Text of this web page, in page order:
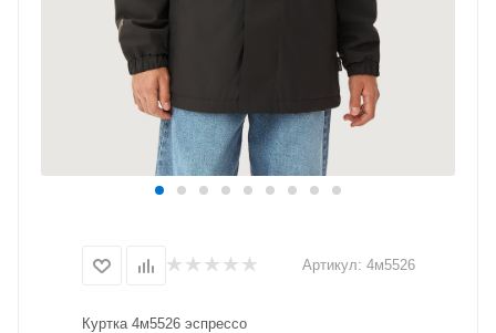
Артикул: 4м5526
Куртка 4м5526 эспрессо